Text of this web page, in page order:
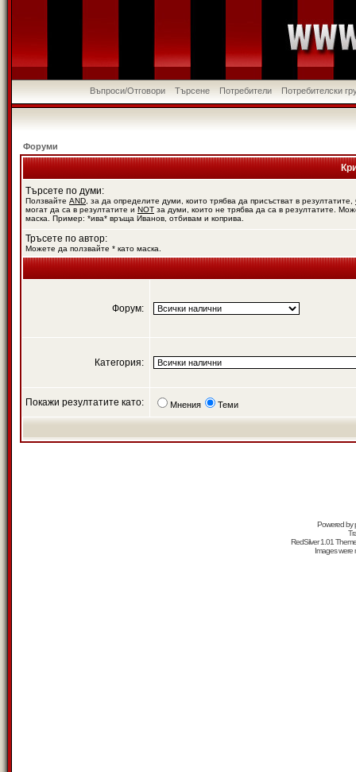
Въпроси/Отговори Търсене Потребители Потребителски
Форуми
Търсете по думи:
Ползвайте AND , за да определите думи, които трябва да присъстват в резултатите,
могат да са в резултатите и NOT за думи, които не трябва да са в резултатите.
маска. Пример: *ива* връща Иванов, отбивам и коприва.
Тръсете по автор:
Можете да ползвайте * като маска.
Форум:
Категория:
Покажи резултатите като: Мнения Теми
Powered by
RedSilver 1.01
Images were